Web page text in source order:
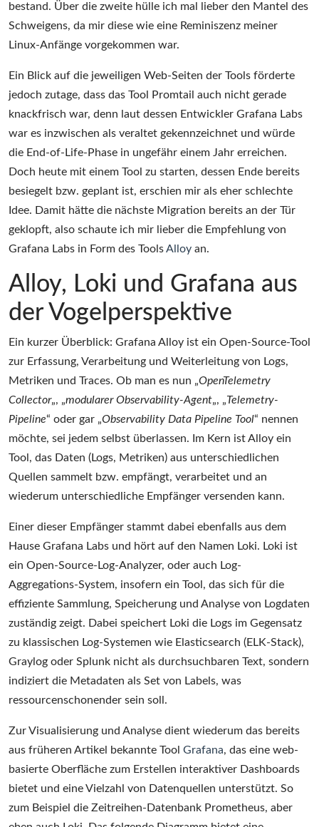
bestand. Über die zweite hülle ich mal lieber den Mantel des
Schweigens, da mir diese wie eine Reminiszenz meiner
Linux-Anfänge vorgekommen war.
Ein Blick auf die jeweiligen Web-Seiten der Tools förderte
jedoch zutage, dass das Tool Promtail auch nicht gerade
knackfrisch war, denn laut dessen Entwickler Grafana Labs
war es inzwischen als veraltet gekennzeichnet und würde
die End-of-Life-Phase in ungefähr einem Jahr erreichen.
Doch heute mit einem Tool zu starten, dessen Ende bereits
besiegelt bzw. geplant ist, erschien mir als eher schlechte
Idee. Damit hätte die nächste Migration bereits an der Tür
geklopft, also schaute ich mir lieber die Empfehlung von
Grafana Labs in Form des ToolsAlloy an.
Alloy, Loki und Grafana aus
der Vogelperspektive
Ein kurzer Überblick: Grafana Alloy ist ein Open-Source-Tool
zur Erfassung, Verarbeitung und Weiterleitung von Logs,
Metriken und Traces. Ob man es nun „OpenTelemetry
Collector„, „modularer Observability-Agent„, „Telemetry-
Pipeline“ oder gar „Observability Data Pipeline Tool“ nennen
möchte, sei jedem selbst überlassen. Im Kern ist Alloy ein
Tool, das Daten (Logs, Metriken) aus unterschiedlichen
Quellen sammelt bzw. empfängt, verarbeitet und an
wiederum unterschiedliche Empfänger versenden kann.
Einer dieser Empfänger stammt dabei ebenfalls aus dem
Hause Grafana Labs und hört auf den Namen Loki. Loki ist
ein Open-Source-Log-Analyzer, oder auch Log-
Aggregations-System, insofern ein Tool, das sich für die
effiziente Sammlung, Speicherung und Analyse von Logdaten
zuständig zeigt. Dabei speichert Loki die Logs im Gegensatz
zu klassischen Log-Systemen wie Elasticsearch (ELK-Stack),
Graylog oder Splunk nicht als durchsuchbaren Text, sondern
indiziert die Metadaten als Set von Labels, was
ressourcenschonender sein soll.
Zur Visualisierung und Analyse dient wiederum das bereits
aus früheren Artikel bekannte Tool Grafana, das eine web-
basierte Oberfläche zum Erstellen interaktiver Dashboards
bietet und eine Vielzahl von Datenquellen unterstützt. So
zum Beispiel die Zeitreihen-Datenbank Prometheus, aber